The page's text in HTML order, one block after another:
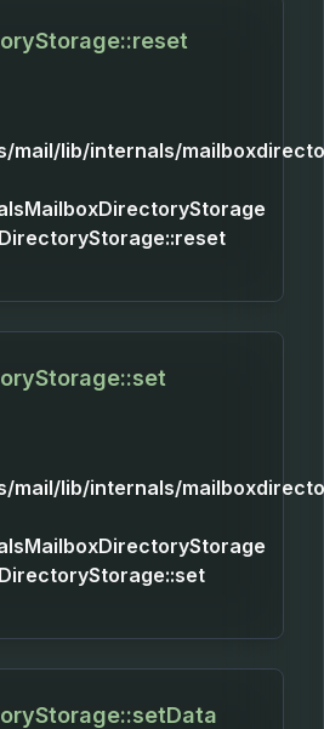
mail/lib/internals/
mail/lib/internals/